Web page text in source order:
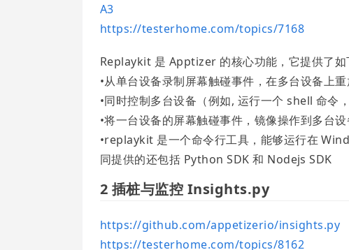
A3
https://testerhome.com/topics/7168
Replaykit 是 Apptizer 的核心功能，它提供了如
•从单台设备录制屏幕触碰事件，在多台设备上重
•同时控制多台设备（例如, 运行一个 shell 命令
•将一台设备的屏幕触碰事件，镜像操作到多台设
•replaykit 是一个命令行工具，能够运行在
同提供的还包括 Python SDK 和 Nodejs SDK
2 插桩与监控 Insights.py
https://github.com/appetizerio/insights.py
https://testerhome.com/topics/8162